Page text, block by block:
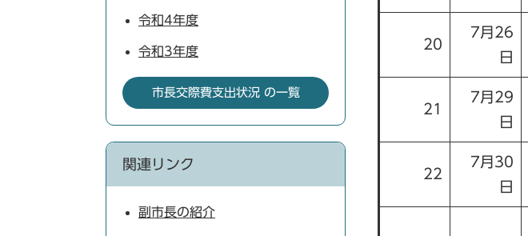
20
7月26
日
21
7月29
日
22
7月30
日
令和4年度
令和3年度
市長交際費支出状況 の一覧
関連リンク
副市長の紹介